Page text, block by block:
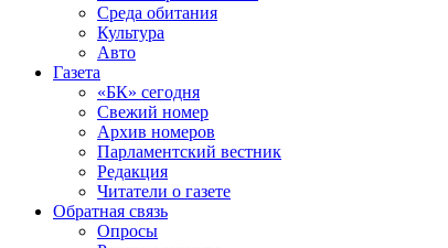
Среда обитания
Культура
Авто
Газета
«БК» сегодня
Свежий номер
Архив номеров
Парламентский вестник
Редакция
Читатели о газете
Обратная связь
Опросы